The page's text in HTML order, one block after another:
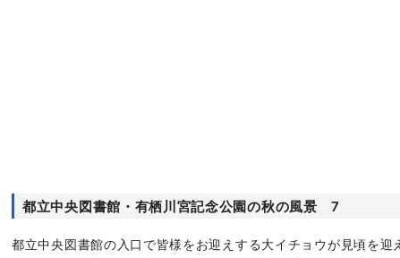
都立中央図書館・有栖川宮記念公園の秋の風景 7
都立中央図書館の入口で皆様をお迎えする大イチョウが見頃を迎